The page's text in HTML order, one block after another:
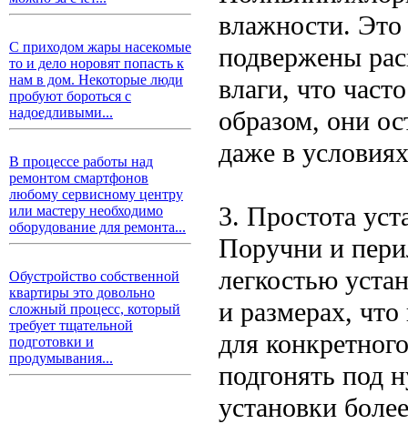
С приходом жары насекомые
то и дело норовят попасть к
нам в дом. Некоторые люди
пробуют бороться с
надоедливыми...
В процессе работы над
ремонтом смартфонов
любому сервисному центру
или мастеру необходимо
оборудование для ремонта...
Обустройство собственной
квартиры это довольно
сложный процесс, который
требует тщательной
подготовки и
продумывания...
влажности. Это
подвержены
влаги, что
образом, они
даже в
3. Простота
Поручни и
легкостью
и размерах,
для
подгонять под
установки